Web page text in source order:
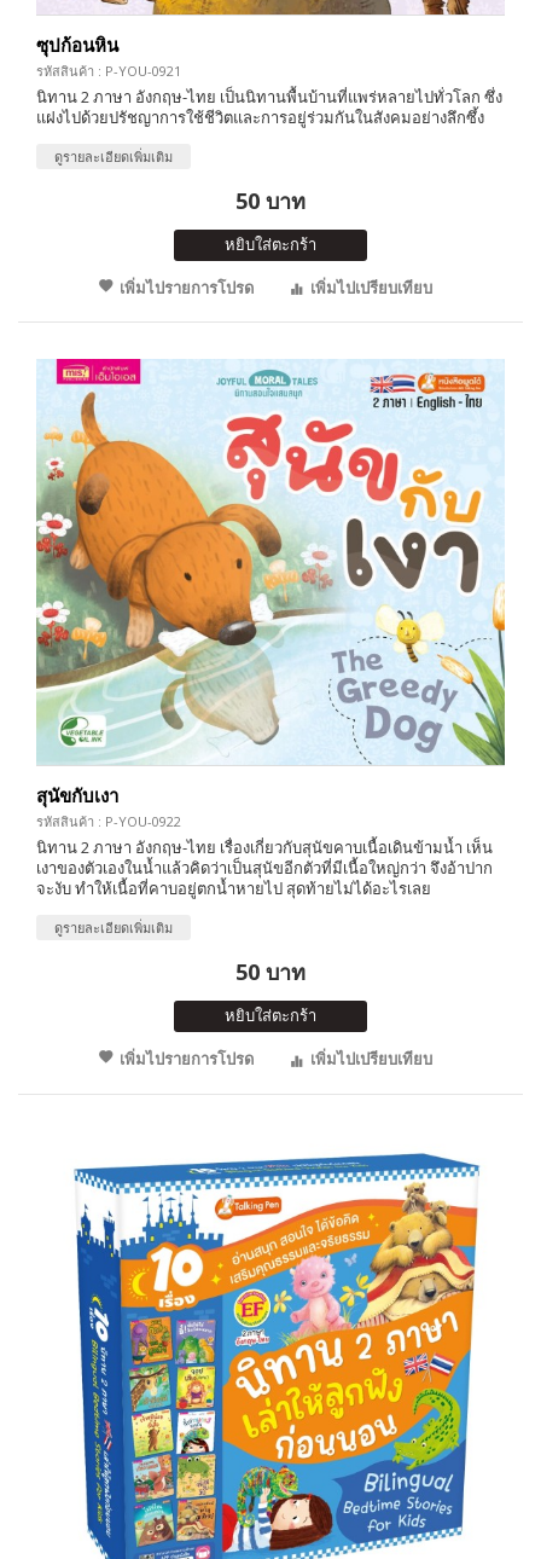
ซุปก้อนหิน
รหัสสินค้า : P-YOU-0921
นิทาน 2 ภาษา อังกฤษ-ไทย เป็นนิทานพื้นบ้านที่แพร่หลายไปทั่วโลก ซึ่ง
แฝงไปด้วยปรัชญาการใช้ชีวิตและการอยู่ร่วมกันในสังคมอย่างลึกซึ้ง
ดูรายละเอียดเพิ่มเติม
50 บาท
หยิบใส่ตะกร้า
เพิ่มไปรายการโปรด
เพิ่มไปเปรียบเทียบ
สุนัขกับเงา
รหัสสินค้า : P-YOU-0922
นิทาน 2 ภาษา อังกฤษ-ไทย เรื่องเกี่ยวกับสุนัขคาบเนื้อเดินข้ามน้ำ เห็น
เงาของตัวเองในน้ำแล้วคิดว่าเป็นสุนัขอีกตัวที่มีเนื้อใหญ่กว่า จึงอ้าปาก
จะงับ ทำให้เนื้อที่คาบอยู่ตกน้ำหายไป สุดท้ายไม่ได้อะไรเลย
ดูรายละเอียดเพิ่มเติม
50 บาท
หยิบใส่ตะกร้า
เพิ่มไปรายการโปรด
เพิ่มไปเปรียบเทียบ